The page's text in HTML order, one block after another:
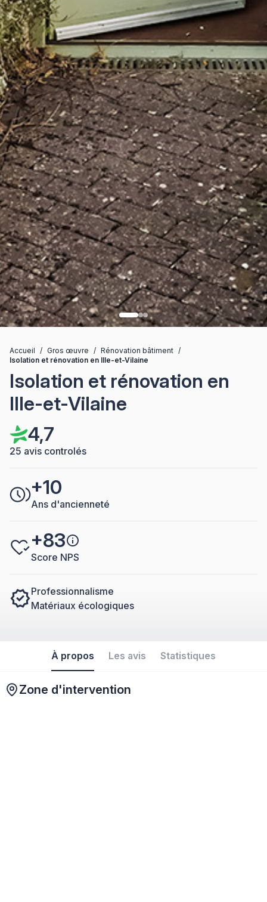
Accueil / Gros œuvre / Rénovation bâtiment /
Isolation et rénovation en Ille-et-Vilaine
Isolation et rénovation en
Ille-et-Vilaine
4,7
25 avis controlés
+10
Ans d'ancienneté
+83
Score NPS
Professionnalisme
Matériaux écologiques
À propos Les avis Statistiques
Zone d'intervention